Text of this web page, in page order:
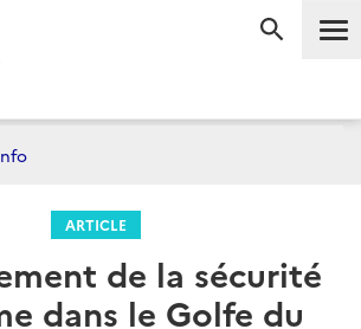
ARTICLE
de la sécurité
dans le Golfe du